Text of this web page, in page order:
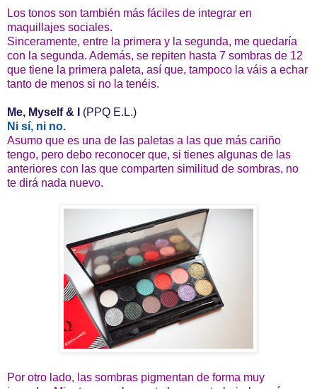
Los tonos son también más fáciles de integrar en
maquillajes sociales.
Sinceramente, entre la primera y la segunda, me quedaría
con la segunda. Además, se repiten hasta 7 sombras de 12
que tiene la primera paleta, así que, tampoco la váis a echar
tanto de menos si no la tenéis.
Me, Myself & I
(PPQ E.L.)
Ni sí, ni no.
Asumo que es una de las paletas a las que más cariño
tengo, pero debo reconocer que, si tienes algunas de las
anteriores con las que comparten similitud de sombras, no
te dirá nada nuevo.
Por otro lado, las sombras pigmentan de forma muy